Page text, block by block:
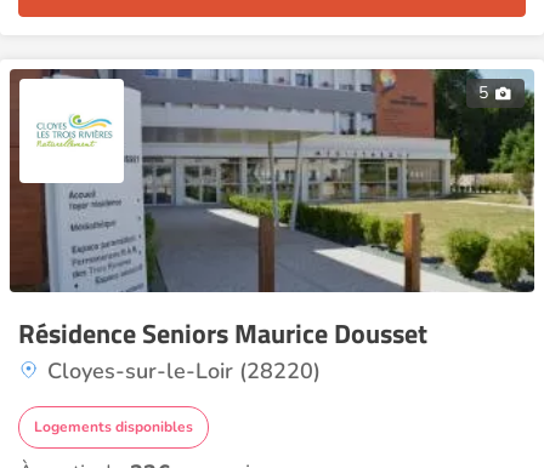
5
Résidence Seniors Maurice Dousset
Cloyes-sur-le-Loir (28220)
Logements disponibles